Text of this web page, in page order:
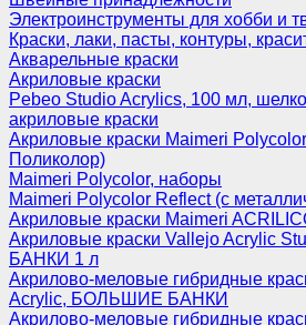
Электроинструменты для хобби и
Краски, лаки, пасты, контуры,
Акварельные краски
Акриловые краски
Pebeo Studio Acrylics, 100 мл,
акриловые краски
Акриловые краски Maimeri
Поликолор)
Maimeri Polycolor, наборы
Maimeri Polycolor Reflect (с
Акриловые краски Maimeri
Акриловые краски Vallejo Acrylic
БАНКИ 1 л
Акрилово-меловые гибридные
Acrylic, БОЛЬШИЕ БАНКИ
Акрилово-меловые гибридные